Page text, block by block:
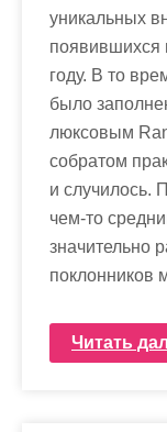
уникальных
появившихся
году. В то
было
люксовым
собратом
и случилось.
чем-то
значительно
поклонников
Читать